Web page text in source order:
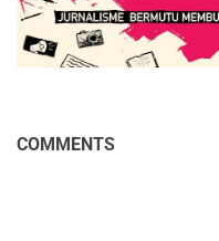
COMMENTS